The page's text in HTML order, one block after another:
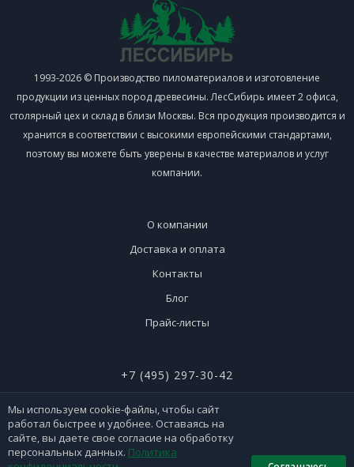
1993-2026 © Производство пиломатериалов и изготовление
продукции из ценных пород древесины. ЛесСибирь имеет 2 офиса,
столярный цех и склад в близи Москвы. Вся продукция производится и
хранится в соответствии с высокими европейскими стандартами,
поэтому вы можете быть уверены в качестве материалов и услуг
компании.
О компании
Доставка и оплата
Контакты
Блог
Прайс-листы
+7 (495) 297-30-42
+7 (926) 365-51-90
Мы используем cookie-файлы, чтобы сайт
работал быстрее и удобнее. Оставаясь на
сайте, вы даете свое согласие на обработку
персональных данных. Политика